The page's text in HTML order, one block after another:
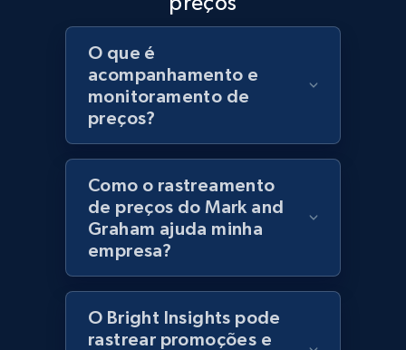
URL, Product id, Title, Product description,
Rating, Reviews count, Initial price, Discount,
and more.
175+
Zara - Products
Category id, Product id, Product name, Price,
Currency, Colour code, Colour, Description, and
more.
1.2K+ 208+ Comece agora
O que é
acompanhamento e
monitoramento de
preços?
Como o rastreamento
de preços do Mark and
Graham ajuda minha
empresa?
O Bright Insights pode
rastrear promoções e